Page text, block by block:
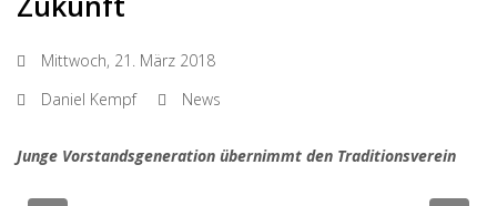
Mittwoch, 21. März 2018
Daniel Kempf
News
Junge Vorstandsgeneration übernimmt den Traditionsverein